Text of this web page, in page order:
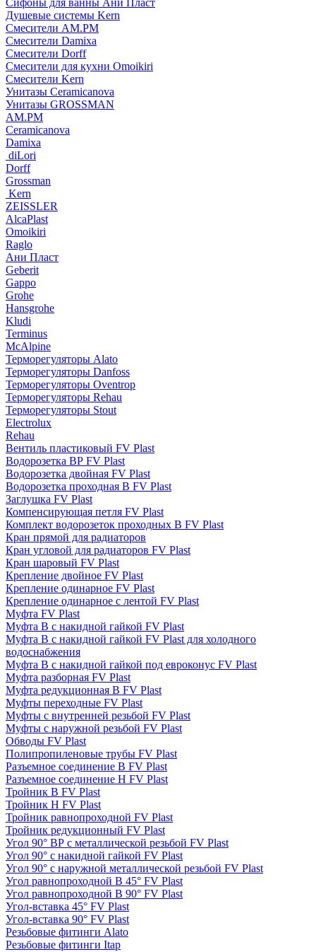
Сифоны для ванны Ани Пласт
Душевые системы Kern
Смесители AM.PM
Смесители Damixa
Смесители Dorff
Смесители для кухни Omoikiri
Смесители Kern
Унитазы Ceramicanova
Унитазы GROSSMAN
AM.PM
Ceramicanova
Damixa
diLori
Dorff
Grossman
Kern
ZEISSLER
AlcaPlast
Omoikiri
Raglo
Ани Пласт
Geberit
Gappo
Grohe
Hansgrohe
Kludi
Terminus
McAlpine
Терморегуляторы Alato
Терморегуляторы Danfoss
Терморегуляторы Oventrop
Терморегуляторы Rehau
Терморегуляторы Stout
Electrolux
Rehau
Вентиль пластиковый FV Plast
Водорозетка ВР FV Plast
Водорозетка двойная FV Plast
Водорозетка проходная В FV Plast
Заглушка FV Plast
Компенсирующая петля FV Plast
Комплект водорозеток проходных В FV Plast
Кран прямой для радиаторов
Кран угловой для радиаторов FV Plast
Кран шаровый FV Plast
Крепление двойное FV Plast
Крепление одинарное FV Plast
Крепление одинарное с лентой FV Plast
Муфта FV Plast
Муфта В с накидной гайкой FV Plast
Муфта В с накидной гайкой FV Plast для холодного
водоснабжения
Муфта В с накидной гайкой под евроконус FV Plast
Муфта разборная FV Plast
Муфта редукционная В FV Plast
Муфты переходные FV Plast
Муфты с внутренней резьбой FV Plast
Муфты с наружной резьбой FV Plast
Обводы FV Plast
Полипропиленовые трубы FV Plast
Разъемное соединение В FV Plast
Разъемное соединение Н FV Plast
Тройник В FV Plast
Тройник Н FV Plast
Тройник равнопроходной FV Plast
Тройник редукционный FV Plast
Угол 90° BР с металлической резьбой FV Plast
Угол 90° с накидной гайкой FV Plast
Угол 90° с наружной металлической резьбой FV Plast
Угол равнопроходной В 45° FV Plast
Угол равнопроходной В 90° FV Plast
Угол-вставка 45° FV Plast
Угол-вставка 90° FV Plast
Резьбовые фитинги Alato
Резьбовые фитинги Itap